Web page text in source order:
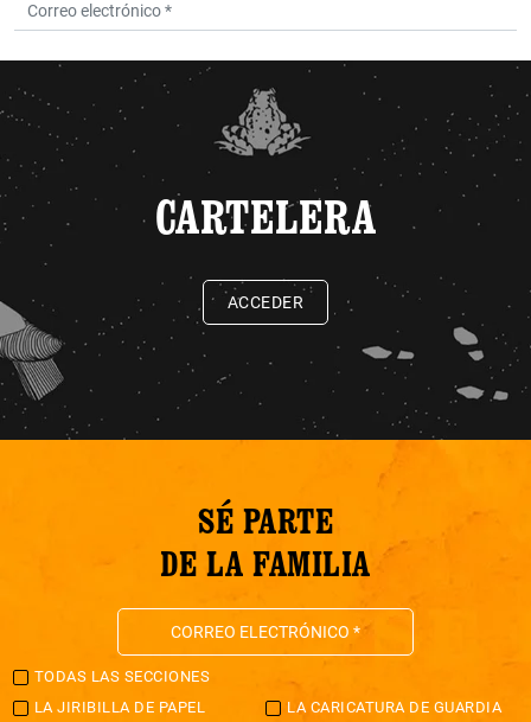
CARTELERA
ACCEDER
SÉ PARTE
DE LA FAMILIA
TODAS LAS SECCIONES
LA JIRIBILLA DE PAPEL
LA CARICATURA DE GUARDIA